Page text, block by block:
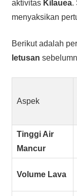
aktivitas Kilauea.
menyaksikan
Berikut adalah
letusan
Aspek
Tinggi Air
Mancur
Volume Lava